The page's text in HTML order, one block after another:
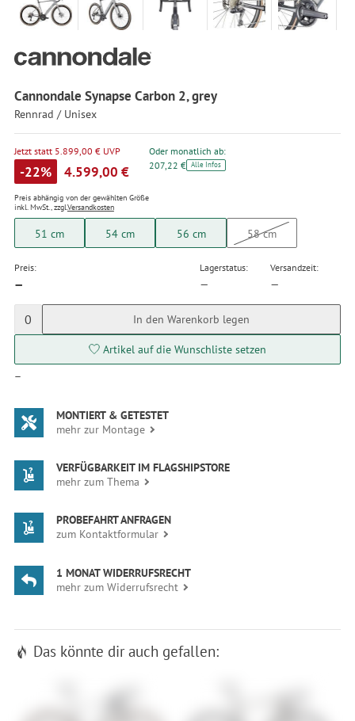
Cannondale Synapse Carbon 2, grey
Rennrad / Unisex
Jetzt statt 5.899,00 € UVP
-22% 4.599,00 €
Preis abhängig von der gewählten Größe
inkl. MwSt., zzgl.Versandkosten
Oder monatlich ab:
207,22 € Alle Infos
51 cm 54 cm 56 cm 58 cm
Preis:
—
Lagerstatus:
—
Versandzeit:
—
0 In den Warenkorb legen
Artikel auf die Wunschliste setzen
—
MONTIERT & GETESTET
mehr zur Montage
VERFÜGBARKEIT IM FLAGSHIPSTORE
mehr zum Thema
PROBEFAHRT ANFRAGEN
zum Kontaktformular
1 MONAT WIDERRUFSRECHT
mehr zum Widerrufsrecht
Das könnte dir auch gefallen: